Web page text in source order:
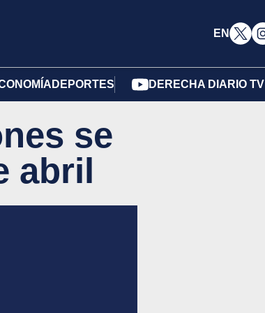
EN
DEPORTES DERECHA DIARIO TV
se
abril